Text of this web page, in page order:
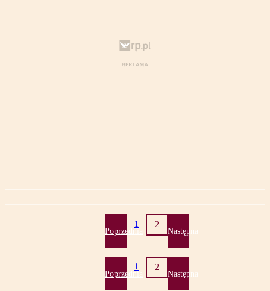
Poprzednia
1 2
Następna
Poprzednia
1 2
Następna